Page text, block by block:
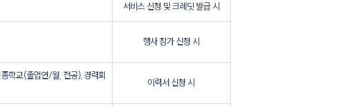
Next
서비스 신청 및 크레딧 발급 시
행사 참가 신청 시
학교(졸업연/월, 전공), 경력회
이력서 신청 시